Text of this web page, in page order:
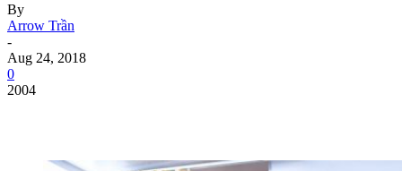
By
Arrow Trần
-
Aug 24, 2018
0
2004